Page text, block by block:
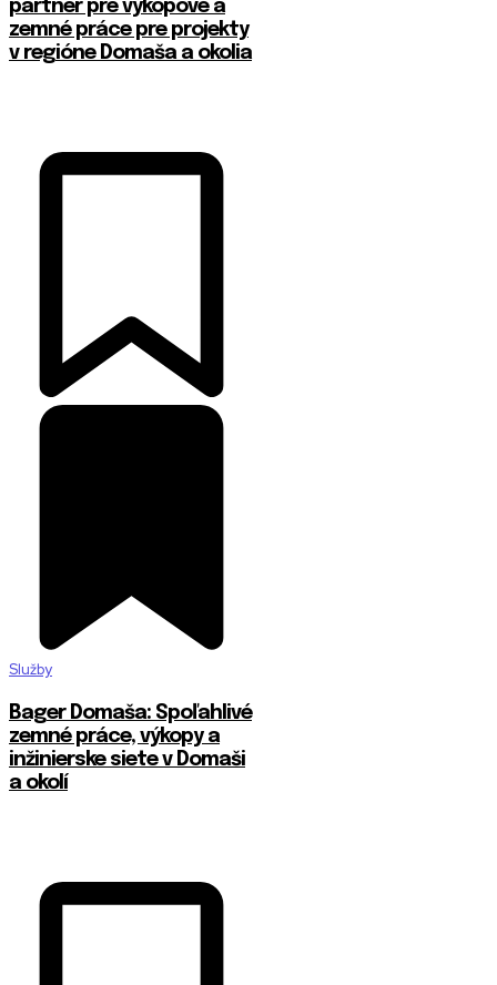
partner pre výkopové a
zemné práce pre projekty
v regióne Domaša a okolia
Služby
Bager Domaša: Spoľahlivé
zemné práce, výkopy a
inžinierske siete v Domaši
a okolí